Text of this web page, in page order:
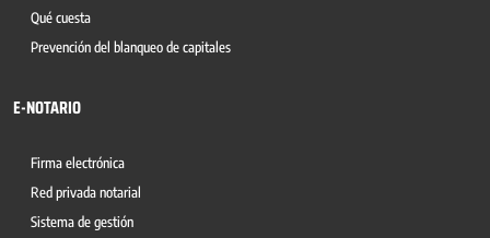
Qué cuesta
Prevención del blanqueo de capitales
E-NOTARIO
Firma electrónica
Red privada notarial
Sistema de gestión